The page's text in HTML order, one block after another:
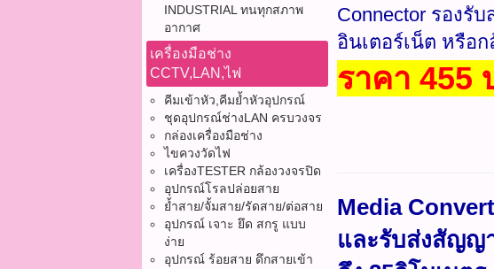
INDUSTRIAL ทนทุกสภาพ
อากาศ
เครื่องมือช่าง
CCTV,LAN,ไฟ
คีมเข้าหัว,คีมย้ำหัวอุปกรณ์
ชุดอุปกรณ์ช่างLAN ครบวงจร
กล่องเครื่องมือช่าง
ไขควงวัดไฟ
เครื่องTESTER กล้องวงจรปิด
อุปกรณ์โรลปล่อยสาย
ย้ำสาย/จั้มสาย/รัดสาย/ต่อสาย
อุปกรณ์ เจาะ ยึด สกรู แบบ
ง่าย
อุปกรณ์ ร้อยสาย ดึกสายเข้า
Connector รองรั
อินเตอร์เน็ต หรือ
ราคา 455
Media
และรับส่งสัญญ